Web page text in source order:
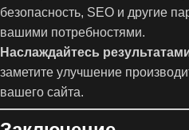
безопасность, SEO и другие
вашими потребностями.
Наслаждайтесь
заметите улучшение
вашего сайта.